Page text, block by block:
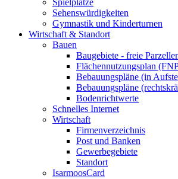
Spielplätze
Sehenswürdigkeiten
Gymnastik und Kinderturnen
Wirtschaft & Standort
Bauen
Baugebiete - freie
Flächennutzungsplan
Bebauungspläne (in
Bebauungspläne
Bodenrichtwerte
Schnelles Internet
Wirtschaft
Firmenverzeichnis
Post und Banken
Gewerbegebiete
Standort
IsarmoosCard